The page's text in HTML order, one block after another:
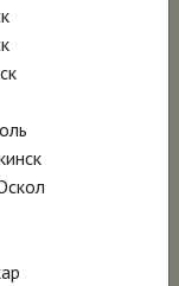
что такое
и